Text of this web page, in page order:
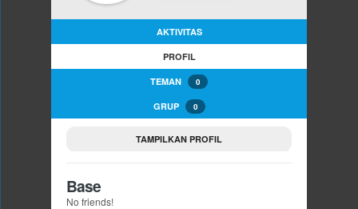
AKTIVITAS
PROFIL
TEMAN 0
GRUP 0
TAMPILKAN PROFIL
Base
No friends!